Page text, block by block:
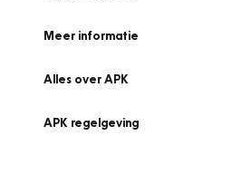
Meer informatie
Alles over APK
APK regelgeving